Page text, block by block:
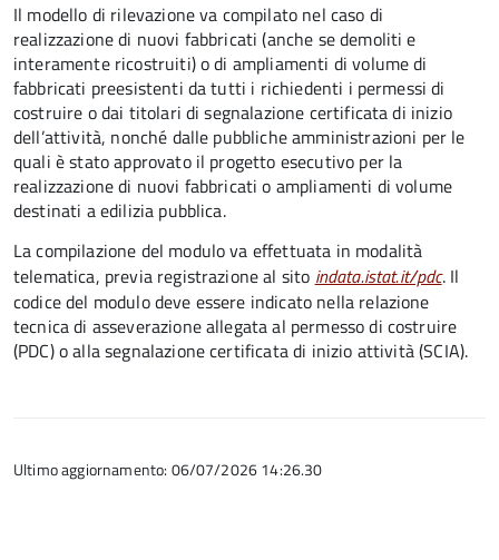
Il modello di rilevazione va compilato nel caso di
realizzazione di nuovi fabbricati (anche se demoliti e
interamente ricostruiti) o di ampliamenti di volume di
fabbricati preesistenti da tutti i richiedenti i permessi di
costruire o dai titolari di segnalazione certificata di inizio
dell’attività, nonché dalle pubbliche amministrazioni per le
quali è stato approvato il progetto esecutivo per la
realizzazione di nuovi fabbricati o ampliamenti di volume
destinati a edilizia pubblica.
La compilazione del modulo va effettuata in modalità
telematica, previa registrazione al sito indata.istat.it/pdc. Il
codice del modulo deve essere indicato nella relazione
tecnica di asseverazione allegata al permesso di costruire
(PDC) o alla segnalazione certificata di inizio attività (SCIA).
Ultimo aggiornamento: 06/07/2026 14:26.30